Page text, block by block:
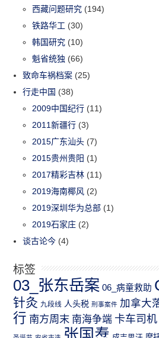
西藏问题研究 (194)
铁路华工 (30)
韩国研究 (10)
魁省统独 (66)
致命车祸档案 (25)
行走中国 (38)
2009中国纪行 (11)
2011新疆行 (3)
2015广东汕头 (7)
2015贵州贵阳 (1)
2017精彩吉林 (11)
2019海南椰风 (2)
2019深圳华为总部 (1)
2019石家庄 (2)
谈古论今 (4)
标签
03_张东岳案 06_病童救助
针灸 九段线 人头税 刑事案件 加拿大
行 南方周末 南海争端 卡车司机
张国焘